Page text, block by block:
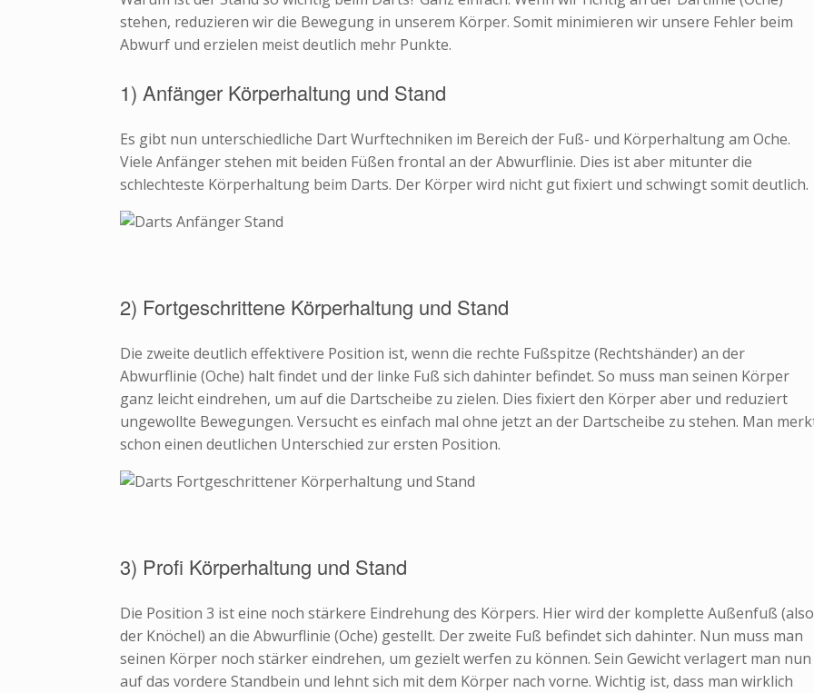
stehen, reduzieren wir die Bewegung in unserem Körper. Somit minimieren wir unsere Fehler beim
Abwurf und erzielen meist deutlich mehr Punkte.
1) Anfänger Körperhaltung und Stand
Es gibt nun unterschiedliche Dart Wurftechniken im Bereich der Fuß- und Körperhaltung am Oche.
Viele Anfänger stehen mit beiden Füßen frontal an der Abwurflinie. Dies ist aber mitunter die
schlechteste Körperhaltung beim Darts. Der Körper wird nicht gut fixiert und schwingt somit deutlich.
2) Fortgeschrittene Körperhaltung und Stand
Die zweite deutlich effektivere Position ist, wenn die rechte Fußspitze (Rechtshänder) an der
Abwurflinie (Oche) halt findet und der linke Fuß sich dahinter befindet. So muss man seinen Körper
ganz leicht eindrehen, um auf die Dartscheibe zu zielen. Dies fixiert den Körper aber und reduziert
ungewollte Bewegungen. Versucht es einfach mal ohne jetzt an der Dartscheibe zu stehen. Man
schon einen deutlichen Unterschied zur ersten Position.
3) Profi Körperhaltung und Stand
Die Position 3 ist eine noch stärkere Eindrehung des Körpers. Hier wird der komplette Außenfuß (also
der Knöchel) an die Abwurflinie (Oche) gestellt. Der zweite Fuß befindet sich dahinter. Nun muss man
seinen Körper noch stärker eindrehen, um gezielt werfen zu können. Sein Gewicht verlagert man nun
auf das vordere Standbein und lehnt sich mit dem Körper nach vorne. Wichtig ist, dass man wirklich